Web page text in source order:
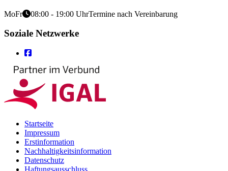
MoFr 08:00 - 19:00 UhrTermine nach Vereinbarung
Soziale Netzwerke
Startseite
Impressum
Erstinformation
Nachhaltigkeitsinformation
Datenschutz